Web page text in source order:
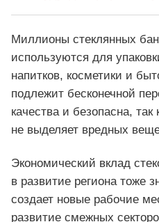
Миллионы стеклянных
используются для
напитков, косметики и
подлежит бесконечной
качества и безопасна,
не выделяет вредных
Экономический вклад
в развитие региона тоже
создает новые рабочие
развитие смежных